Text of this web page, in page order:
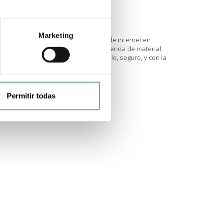
Marketing
Permitir todas
Schneider Electric al mejor precio de internet en
de material eléctrico. Nuestra tienda de material
eléctrico un proceso rápido, sencillo, seguro, y con la